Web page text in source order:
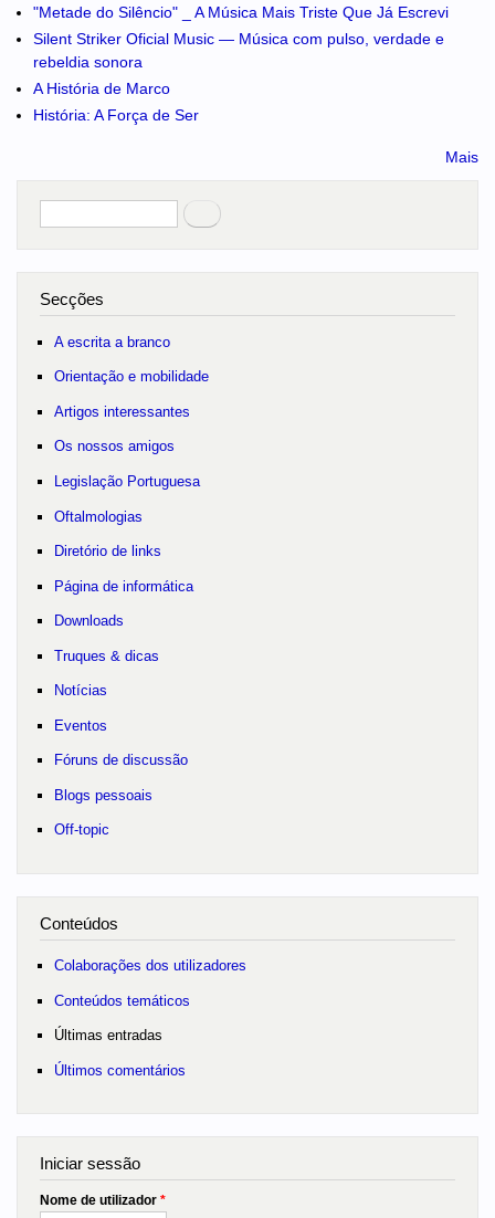
"Metade do Silêncio" _ A Música Mais Triste Que Já Escrevi
Silent Striker Oficial Music — Música com pulso, verdade e
rebeldia sonora
A História de Marco
História: A Força de Ser
Mais
Pesquisar
no portal
Secções
A escrita a branco
Orientação e mobilidade
Artigos interessantes
Os nossos amigos
Legislação Portuguesa
Oftalmologias
Diretório de links
Página de informática
Downloads
Truques & dicas
Notícias
Eventos
Fóruns de discussão
Blogs pessoais
Off-topic
Conteúdos
Colaborações dos utilizadores
Conteúdos temáticos
Últimas entradas
Últimos comentários
Iniciar sessão
Nome de utilizador *